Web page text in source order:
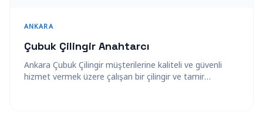
ANKARA
Çubuk Çilingir Anahtarcı
Ankara Çubuk Çilingir müşterilerine kaliteli ve güvenli
hizmet vermek üzere çalışan bir çilingir ve tamir